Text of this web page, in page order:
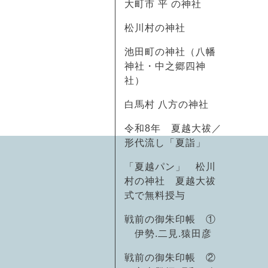
大町市 平 の神社
松川村の神社
池田町の神社（八幡
神社・中之郷四神
社）
白馬村 八方の神社
令和8年 夏越大祓／
形代流し「夏詣」
「夏越パン」 松川
村の神社 夏越大祓
式で無料授与
戦前の御朱印帳 ①
伊勢.二見.猿田彦
戦前の御朱印帳 ②